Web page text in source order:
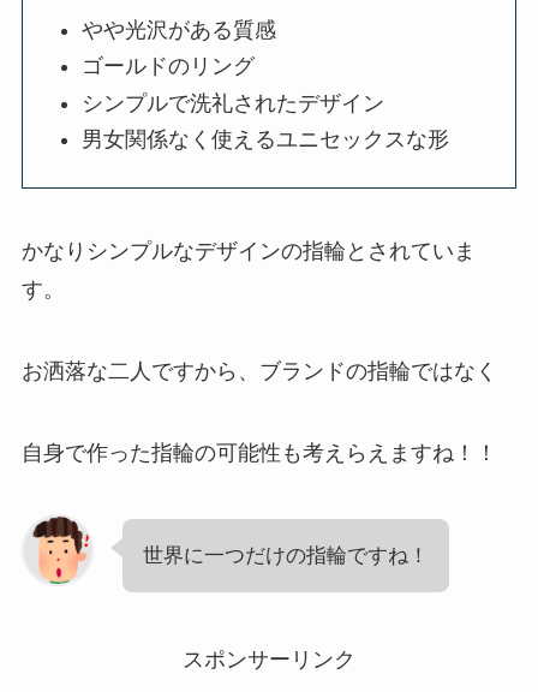
やや光沢がある質感
ゴールドのリング
シンプルで洗礼されたデザイン
男女関係なく使えるユニセックスな形
かなりシンプルなデザインの指輪とされていま
す。
お洒落な二人ですから、ブランドの指輪ではなく
自身で作った指輪の可能性も考えらえますね！！
世界に一つだけの指輪ですね！
スポンサーリンク